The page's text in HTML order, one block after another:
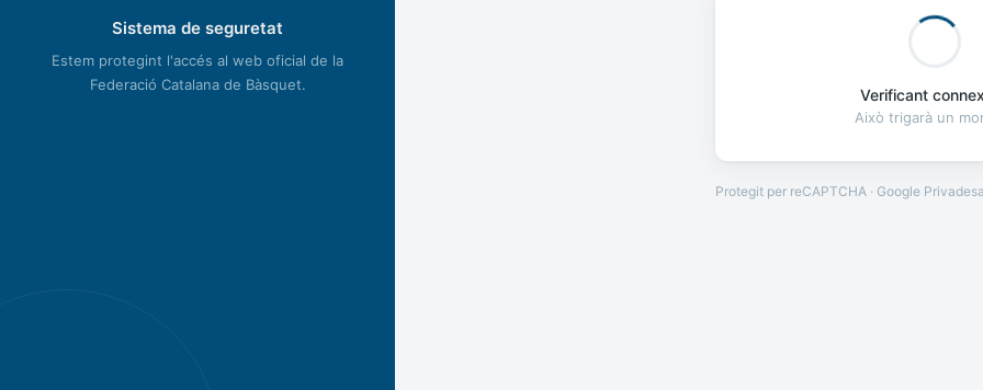
Sistema de seguretat
Estem protegint l'accés al web oficial de la
Federació Catalana de Bàsquet.
Verificant
Això trigarà un
Protegit per reCAPTCHA · Google Privadesa